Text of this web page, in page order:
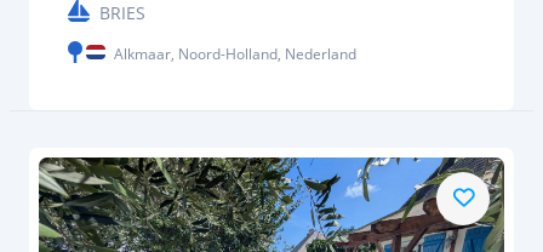
BRIES
Alkmaar, Noord-Holland, Nederland